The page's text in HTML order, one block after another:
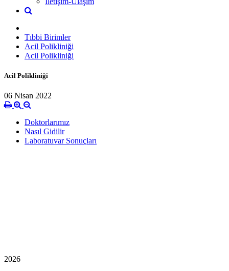
Tıbbi Birimler
Acil Polikliniği
Acil Polikliniği
Acil Polikliniği
06 Nisan 2022
Doktorlarımız
Nasıl Gidilir
Laboratuvar Sonuçları
2026